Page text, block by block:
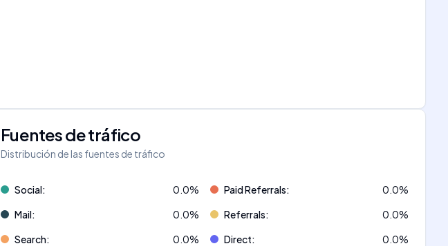
Fuentes de tráfico
Distribución de las fuentes de tráfico
Social: 0.0% Paid Referrals: 0.0%
Mail: 0.0% Referrals: 0.0%
Search: 0.0% Direct: 0.0%